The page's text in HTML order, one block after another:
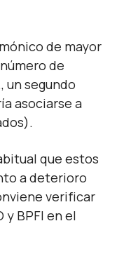
de mayor
de
un segundo
asociarse a
que estos
a deterioro
verificar
y BPFI en el